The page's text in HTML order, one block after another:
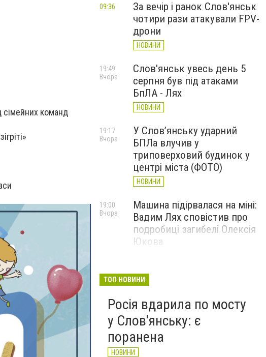
сімейних команд
За вечір і ранок Слов'янськ
чотири рази атакували FPV-
дрони
НОВИНИ
09:36
Слов'янськ увесь день 5
серпня був під атаками
БпЛА - Лях
НОВИНИ
19:49
Вчора
У Слов’янську ударний
БПЛа влучив у
триповерховий будинок у
центрі міста (ФОТО)
НОВИНИ
19:17
Вчора
Машина підірвалася на міні:
Вадим Лях сповістив про
подробиці загибелі Олексія
Юкова
19:00
Вчора
У Слов'янську і
водопостачання: що
сталося
17:40
Вчора
ТОП НОВИНИ
Росія вдарила по мосту
у Слов'янську: є
поранена
НОВИНИ